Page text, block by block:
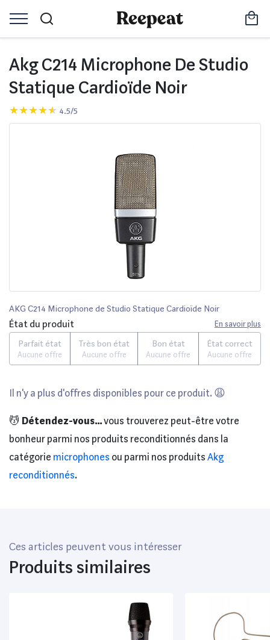
Akg C214 Microphone De Studio
Statique Cardioïde Noir
4.5/5
AKG C214 Microphone de Studio Statique Cardioïde Noir
État du produit En savoir plus
Parfait état
Aucune offre
Très bon état
Aucune offre
Bon état
Aucune offre
État correct
Aucune offre
Il n'y a plus d'offres disponibles pour ce produit. 😩
💆 Détendez-vous...vous trouverez peut-être votre
bonheur parmi nos produits reconditionnés dans la
catégorie microphones ou parmi nos produits Akg
reconditionnés.
Ces articles peuvent vous intéresser
Produits similaires